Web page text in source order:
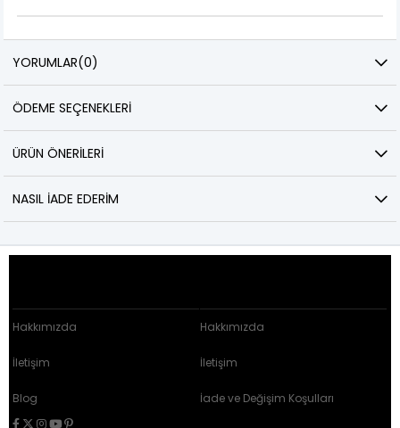
YORUMLAR(0)
ÖDEME SEÇENEKLERI
ÜRÜN ÖNERILERI
NASIL İADE EDERIM
Hakkımızda
İletişim
Blog
Hakkımızda
İletişim
İade ve Değişim Koşulları